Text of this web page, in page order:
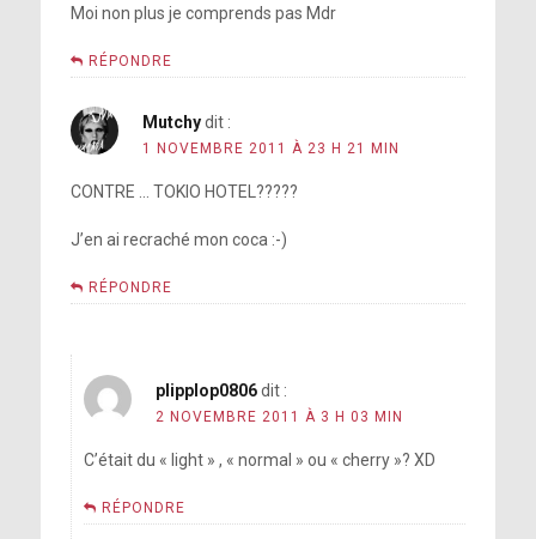
Moi non plus je comprends pas Mdr
RÉPONDRE
Mutchy dit :
1 NOVEMBRE 2011 À 23 H 21 MIN
CONTRE … TOKIO HOTEL?????
J’en ai recraché mon coca :-)
RÉPONDRE
plipplop0806 dit :
2 NOVEMBRE 2011 À 3 H 03 MIN
C’était du « light » , « normal » ou « cherry »? XD
RÉPONDRE